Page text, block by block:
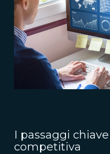
I passaggi
competitiva